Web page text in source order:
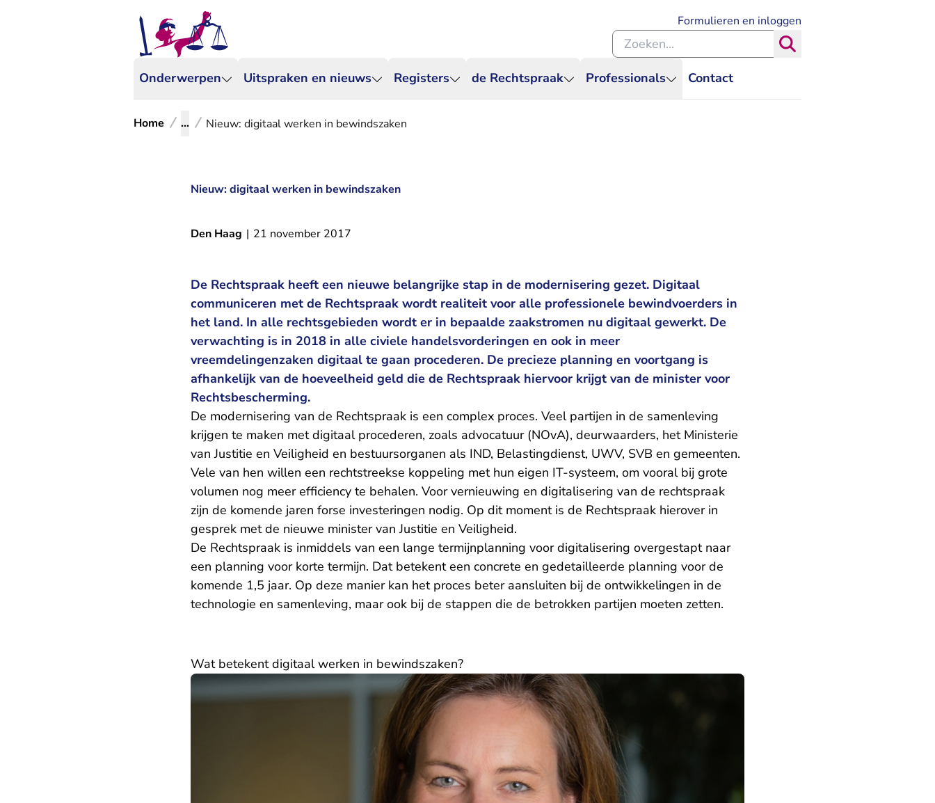
Onderwerpen Uitspraken en nieuws Registers de Rechtspraak Professionals Contact
Formulieren en inloggen
Zoeken binnen de Rechtspraak
Home ... Nieuw: digitaal werken in bewindszaken
Nieuw: digitaal werken in bewindszaken
Den Haag | 21 november 2017
De Rechtspraak heeft een nieuwe belangrijke stap in de modernisering gezet. Digitaal
communiceren met de Rechtspraak wordt realiteit voor alle professionele bewindvoerders in
het land. In alle rechtsgebieden wordt er in bepaalde zaakstromen nu digitaal gewerkt. De
verwachting is in 2018 in alle civiele handelsvorderingen en ook in meer
vreemdelingenzaken digitaal te gaan procederen. De precieze planning en voortgang is
afhankelijk van de hoeveelheid geld die de Rechtspraak hiervoor krijgt van de minister voor
Rechtsbescherming.
De modernisering van de Rechtspraak is een complex proces. Veel partijen in de samenleving
krijgen te maken met digitaal procederen, zoals advocatuur (NOvA), deurwaarders, het Ministerie
van Justitie en Veiligheid en bestuursorganen als IND, Belastingdienst, UWV, SVB en gemeenten.
Vele van hen willen een rechtstreekse koppeling met hun eigen IT-systeem, om vooral bij grote
volumen nog meer efficiency te behalen. Voor vernieuwing en digitalisering van de rechtspraak
zijn de komende jaren forse investeringen nodig. Op dit moment is de Rechtspraak hierover in
gesprek met de nieuwe minister van Justitie en Veiligheid.
De Rechtspraak is inmiddels van een lange termijnplanning voor digitalisering overgestapt naar
een planning voor korte termijn. Dat betekent een concrete en gedetailleerde planning voor de
komende 1,5 jaar. Op deze manier kan het proces beter aansluiten bij de ontwikkelingen in de
technologie en samenleving, maar ook bij de stappen die de betrokken partijen moeten zetten.
Wat betekent digitaal werken in bewindszaken?